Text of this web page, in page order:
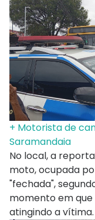
+ Motorista de
Saramandaia
No local, a
moto, ocupada
"fechada",
momento em que
atingindo a vítima.